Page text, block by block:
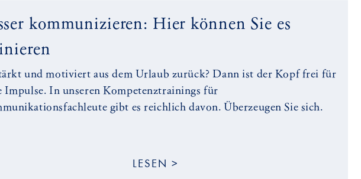
kommunizieren: Hier können Sie es
und motiviert aus dem Urlaub zurück? Dann ist der Kopf frei für
Impulse. In unseren Kompetenztrainings für
gibt es reichlich davon. Überzeugen Sie sich.
LESEN >